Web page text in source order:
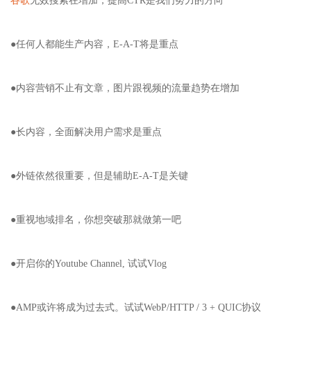
●任何人都能生产内容，E-A-T将是重点
●内容营销不止有文章，图片跟视频的流量趋势在增加
●长内容，全面解决用户需求是重点
●外链依然很重要，但是辅助E-A-T是关键
●重视地域排名，你想突破那就做第一吧
●开启你的Youtube Channel, 试试Vlog
●AMP或许将成为过去式。试试WebP/HTTP / 3 + QUIC协议